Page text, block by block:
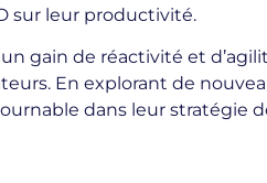
sur leur productivité.
gain de réactivité et
En explorant de
dans leur